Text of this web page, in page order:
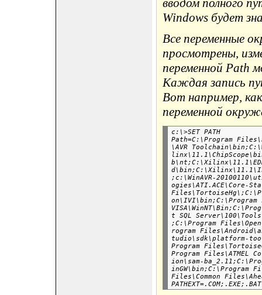
вводом полного
Windows будет
Все переменные
просмотрены,
переменной Path
Каждая запись
Вот например,
переменной
c:\>SET PATH
Path=C:\Program
\AVR
;c:\WinAVR-
ogies\ATI.ACE\Core-
on\IVI\bin;C:\Program
t SQL
;C:\Program
rogram
tudio\sdk\platform-
Program
Program Files\ATMEL
ion\sam-
inGW\bin;C:\Program
Files\Common